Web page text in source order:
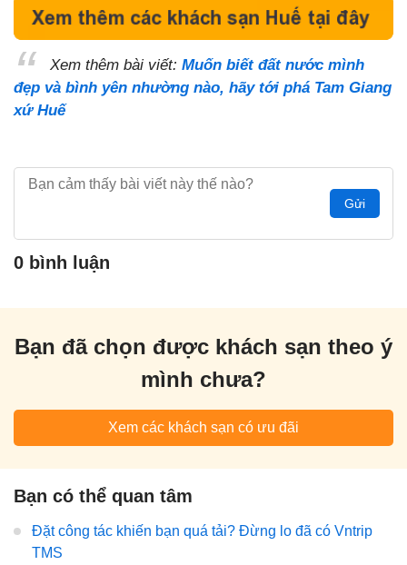
Xem thêm bài viết: Muốn biết đất nước mình
đẹp và bình yên nhường nào, hãy tới phá Tam Giang
xứ Huế
Gửi
0 bình luận
Bạn đã chọn được khách sạn theo ý
mình chưa?
Xem các khách sạn có ưu đãi
Bạn có thể quan tâm
Đặt công tác khiến bạn quá tải? Đừng lo đã có Vntrip
TMS